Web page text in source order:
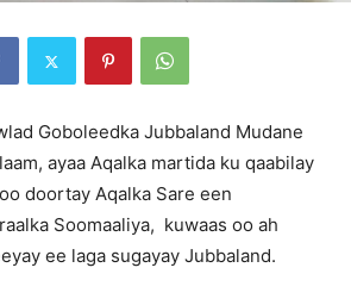
Goboleedka Jubbaland Mudane
ayaa Aqalka martida ku qaabilay
doortay Aqalka Sare een
Soomaaliya, kuwaas oo ah
ee laga sugayay Jubbaland.